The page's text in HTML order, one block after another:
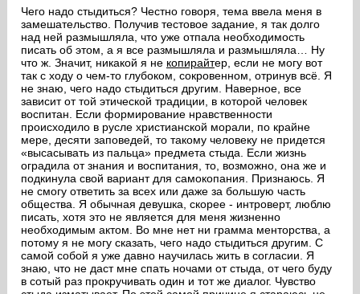
эфир
на сайте
пользователей
Чего надо стыдиться? Честно говоря, тема ввела меня в
замешательство. Получив тестовое задание, я так долго
над ней размышляла, что уже отпала необходимость
писать об этом, а я все размышляла и размышляла… Ну
что ж. Значит, никакой я не копирайтер, если не могу вот
так с ходу о чем-то глубоком, сокровенном, отринув всё. Я
не знаю, чего надо стыдиться другим. Наверное, все
зависит от той этической традиции, в которой человек
воспитан. Если формирование нравственности
происходило в русле христианской морали, по крайне
мере, десяти заповедей, то такому человеку не придется
«высасывать из пальца» предмета стыда. Если жизнь
оградила от знания и воспитания, то, возможно, она же и
подкинула свой вариант для самокопания. Признаюсь. Я
не смогу ответить за всех или даже за большую часть
общества. Я обычная девушка, скорее - интроверт, люблю
писать, хотя это не является для меня жизненно
необходимым актом. Во мне нет ни грамма менторства, а
потому я не могу сказать, чего надо стыдиться другим. С
самой собой я уже давно научилась жить в согласии. Я
знаю, что не даст мне спать ночами от стыда, от чего буду
в сотый раз прокручивать один и тот же диалог. Чувство